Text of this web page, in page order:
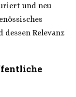
und neu
dessen Relevanz